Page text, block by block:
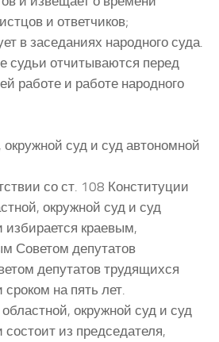
и ответчиков;
в заседаниях народного суда.
судьи отчитываются перед
работе и работе народного
суд и суд автономной
со ст. 108 Конституции
окружной суд и суд
избирается краевым,
Советом депутатов
депутатов трудящихся
на пять лет.
окружной суд и суд
из председателя,